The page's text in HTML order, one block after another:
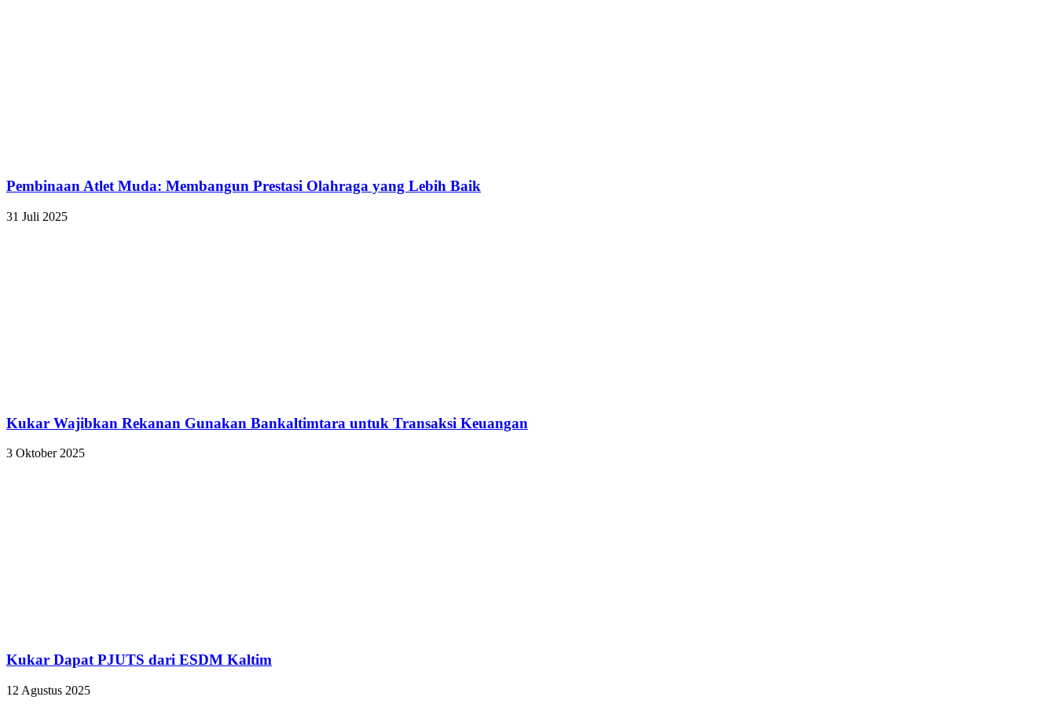
Pembinaan Atlet Muda: Membangun Prestasi Olahraga yang Lebih Baik
31 Juli 2025
Kukar Wajibkan Rekanan Gunakan Bankaltimtara untuk Transaksi Keuangan
3 Oktober 2025
Kukar Dapat PJUTS dari ESDM Kaltim
12 Agustus 2025